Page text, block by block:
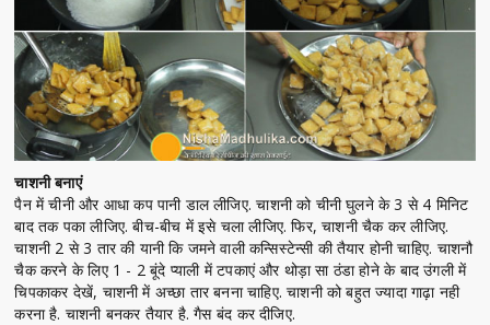
चाशनी बनाएं
पैन में चीनी और आधा कप पानी डाल लीजिए. चाशनी को चीनी घुलने के 3 से 4 मिनिट
बाद तक पका लीजिए. बीच-बीच में इसे चला लीजिए. फिर, चाशनी चैक कर लीजिए.
चाशनी 2 से 3 तार की यानी कि जमने वाली कन्सिस्टेन्सी की तैयार होनी चाहिए. चाशनौ
चैक करने के लिए 1 - 2 बूंदे प्याली में टपकाएं और थोड़ा सा ठंडा होने के बाद उंगली में
चिपकाकर देखें, चाशनी में अच्छा तार बनना चाहिए. चाशनी को बहुत ज्यादा गाढ़ा नही
करना है. चाशनी बनकर तैयार है. गैस बंद कर दीजिए.